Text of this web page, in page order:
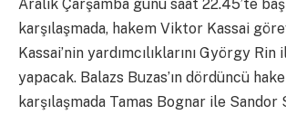
Aralık Çarşamba günü saat 22.45’te
karşılaşmada, hakem Viktor Kassai
Kassai’nin yardımcılıklarını György
yapacak. Balazs Buzas’ın dördüncü
karşılaşmada Tamas Bognar ile Sandor